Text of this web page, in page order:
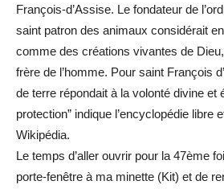
François-d’Assise. Le fondateur de
saint patron des animaux considérait
comme des créations vivantes de
frère de l’homme. Pour saint François
de terre répondait à la volonté divine et
protection” indique l’encyclopédie libre
Wikipédia.
Le temps d’aller ouvrir pour la 47ème
porte-fenêtre à ma minette (Kit) et de